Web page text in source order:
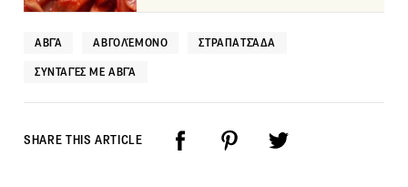
ΑΒΓΆ ΑΒΓΟΛΈΜΟΝΟ ΣΤΡΑΠΑΤΣΆΔΑ
ΣΥΝΤΑΓΈΣ ΜΕ ΑΒΓΆ
SHARE THIS ARTICLE